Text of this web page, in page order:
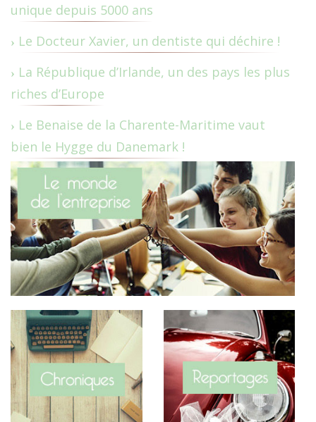
unique depuis 5000 ans
Le Docteur Xavier, un dentiste qui déchire !
La République d’Irlande, un des pays les plus
riches d’Europe
Le Benaise de la Charente-Maritime vaut
bien le Hygge du Danemark !